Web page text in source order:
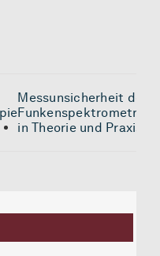
Messunsicherheit der
Funkenspektrometrie
in Theorie und Praxis